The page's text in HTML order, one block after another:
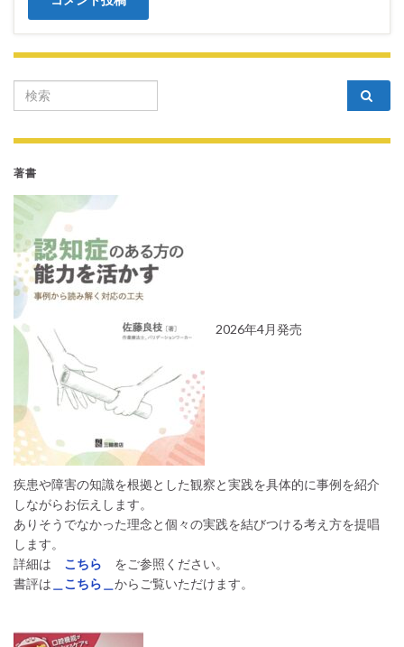
Search for:
著書
2026年4月発売
疾患や障害の知識を根拠とした観察と実践を具体的に事例を紹介
しながらお伝えします。
ありそうでなかった理念と個々の実践を結びつける考え方を提唱
します。
詳細は
こちら
をご参照ください。
書評は ＿こちら＿ からご覧いただけます。